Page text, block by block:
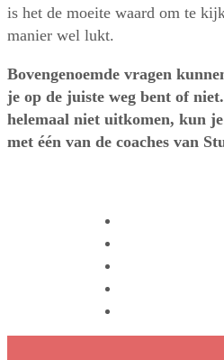
is het de moeite waard om te
manier wel lukt.
Bovengenoemde vragen
je op de juiste weg bent of
helemaal niet uitkomen, kun
met één van de coaches van